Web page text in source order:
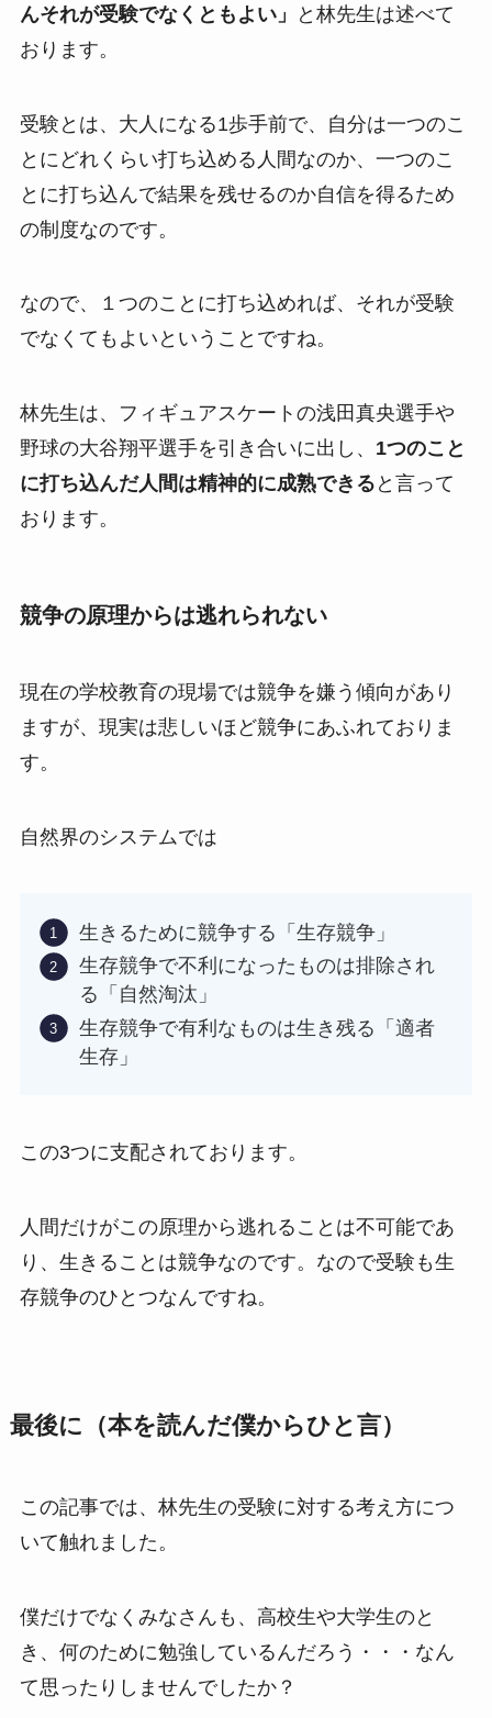
んそれが受験でなくともよい」
と林先生は述べて
おります。
受験とは、大人になる1歩手前で、自分は一つのこ
とにどれくらい打ち込める人間なのか、一つのこ
とに打ち込んで結果を残せるのか自信を得るため
の制度なのです。
なので、１つのことに打ち込めれば、それが受験
でなくてもよいということですね。
林先生は、フィギュアスケートの浅田真央選手や
野球の大谷翔平選手を引き合いに出し、 1つのこと
に打ち込んだ人間は精神的に成熟できる と言って
おります。
競争の原理からは逃れられない
現在の学校教育の現場では競争を嫌う傾向があり
ますが、現実は悲しいほど競争にあふれておりま
す。
自然界のシステムでは
生きるために競争する「生存競争」
生存競争で不利になったものは排除され
る「自然淘汰」
生存競争で有利なものは生き残る「適者
生存」
この3つに支配されております。
人間だけがこの原理から逃れることは不可能であ
り、生きることは競争なのです。なので受験も生
存競争のひとつなんですね。
最後に（本を読んだ僕からひと言）
この記事では、林先生の受験に対する考え方につ
いて触れました。
僕だけでなくみなさんも、高校生や大学生のと
き、何のために勉強しているんだろう・・・なん
て思ったりしませんでしたか？